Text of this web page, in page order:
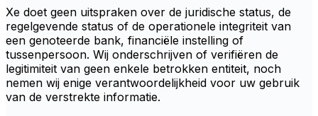
Xe doet geen uitspraken over de juridische status, de
regelgevende status of de operationele integriteit van
een genoteerde bank, financiële instelling of
tussenpersoon. Wij onderschrijven of verifiëren de
legitimiteit van geen enkele betrokken entiteit, noch
nemen wij enige verantwoordelijkheid voor uw gebruik
van de verstrekte informatie.